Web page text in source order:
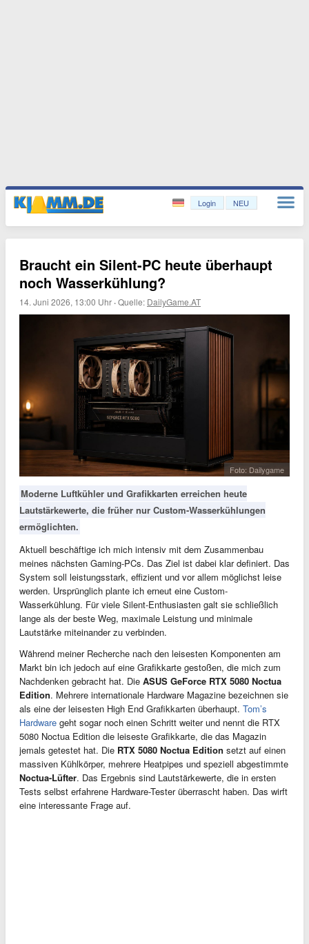
Login NEU
Braucht ein Silent-PC heute überhaupt
noch Wasserkühlung?
14. Juni 2026, 13:00 Uhr ·Quelle: DailyGame.AT
Foto: Dailygame
Moderne Luftkühler und Grafikkarten erreichen heute
Lautstärkewerte, die früher nur Custom-Wasserkühlungen
ermöglichten.
Aktuell beschäftige ich mich intensiv mit dem Zusammenbau
meines nächsten Gaming-PCs. Das Ziel ist dabei klar definiert. Das
System soll leistungsstark, effizient und vor allem möglichst leise
werden. Ursprünglich plante ich erneut eine Custom-
Wasserkühlung. Für viele Silent-Enthusiasten galt sie schließlich
lange als der beste Weg, maximale Leistung und minimale
Lautstärke miteinander zu verbinden.
Während meiner Recherche nach den leisesten Komponenten am
Markt bin ich jedoch auf eine Grafikkarte gestoßen, die mich zum
Nachdenken gebracht hat. Die ASUS GeForce RTX 5080 Noctua
Edition. Mehrere internationale Hardware Magazine bezeichnen sie
als eine der leisesten High End Grafikkarten überhaupt. Tom’s
Hardware geht sogar noch einen Schritt weiter und nennt die RTX
5080 Noctua Edition die leiseste Grafikkarte, die das Magazin
jemals getestet hat. Die RTX 5080 Noctua Edition setzt auf einen
massiven Kühlkörper, mehrere Heatpipes und speziell abgestimmte
Noctua-Lüfter. Das Ergebnis sind Lautstärkewerte, die in ersten
Tests selbst erfahrene Hardware-Tester überrascht haben. Das wirft
eine interessante Frage auf.